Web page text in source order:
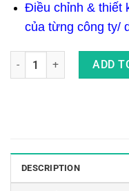
Điều chỉnh & thiết
của từng công ty/
Tour Bali Team ADD
DESCRIPTION